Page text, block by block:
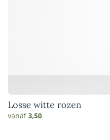
Losse witte rozen
vanaf3,50